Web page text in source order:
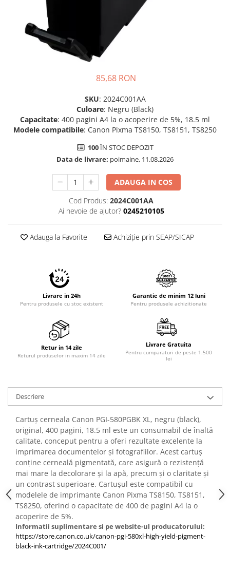
Consumabile imprimanta
compatibile
Tonere compatibile
Accesorii imprimante 3D
Filament imprimanta 3D
Accesorii laptop
Accesorii Printing
Desktop PC
Workstation
Mini PC
Monitoare
Monitoare LED
Accesorii monitoare
Componente
Placi video
Procesoare
Placi de baza
Memorii RAM
SSD-uri interne
Hard disk-uri interne
85,68 RON
SKU: 2024C001AA
Culoare: Negru (Black)
Capacitate: 400 pagini A4 la o acoperire de 5%, 18.5 ml
Modele compatibile: Canon Pixma TS8150, TS8151, TS8250
100ÎN STOC DEPOZIT
Data de livrare: poimaine, 11.08.2026
ADAUGA IN COS
Cod Produs: 2024C001AA
Ai nevoie de ajutor? 0245210105
Adauga la Favorite Achiziție prin SEAP/SICAP
Livrare in 24h
Pentru produsele cu stoc existent
Garantie de minim 12 luni
Pentru produsele achizitionate
Retur in 14 zile
Returul produselor in maxim 14 zile
Livrare Gratuita
Pentru cumparaturi de peste 1.500
lei
Descriere
Cartuș cerneala Canon PGI-580PGBK XL, negru (black),
original, 400 pagini, 18.5 ml este un consumabil de înaltă
calitate, conceput pentru a oferi rezultate excelente la
imprimarea documentelor și fotografiilor. Acest cartuș
conține cerneală pigmentată, care asigură o rezistență
mai mare la decolorare și la apă, precum și o claritate și
un contrast superioare. Cartușul este compatibil cu
modelele de imprimante Canon Pixma TS8150, TS8151,
TS8250, oferind o capacitate de 400 de pagini A4 la o
acoperire de 5%.
Informatii suplimentare si pe website-ul producatorului:
https://store.canon.co.uk/canon-pgi-580xl-high-yield-pigment-
black-ink-cartridge/2024C001/